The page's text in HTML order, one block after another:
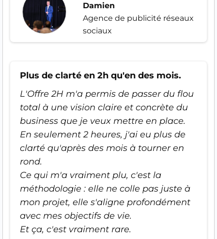
Damien
Agence de publicité réseaux
sociaux
Plus de clarté en 2h qu'en des mois.
L'Offre 2H m'a permis de passer du flou
total à une vision claire et concrète du
business que je veux mettre en place.
En seulement 2 heures, j'ai eu plus de
clarté qu'après des mois à tourner en
rond.
Ce qui m'a vraiment plu, c'est la
méthodologie : elle ne colle pas juste à
mon projet, elle s'aligne profondément
avec mes objectifs de vie.
Et ça, c'est vraiment rare.